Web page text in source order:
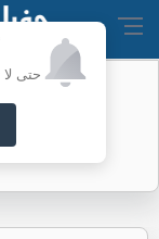
حتى لا